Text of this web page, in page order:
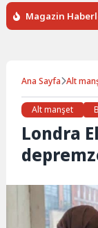
Magazin
İngiltere’de
Ana Sayfa Alt
Alt manşet
Londra